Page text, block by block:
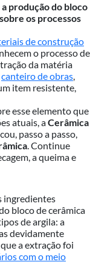
produção do bloco
os processos
de construção
o processo de
da matéria
canteiro de obras,
item resistente,
esse elemento que
atuais, aCerâmica
passo a passo,
. Continue
a queima e
ingredientes
bloco de cerâmica
de argila: a
devidamente
a extração foi
com o meio